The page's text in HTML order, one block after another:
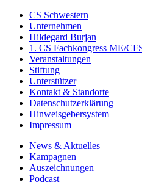
CS Schwestern
Unternehmen
Hildegard Burjan
1. CS Fachkongress ME/
Veranstaltungen
Stiftung
Unterstützer
Kontakt & Standorte
Datenschutzerklärung
Hinweisgebersystem
Impressum
News & Aktuelles
Kampagnen
Auszeichnungen
Podcast